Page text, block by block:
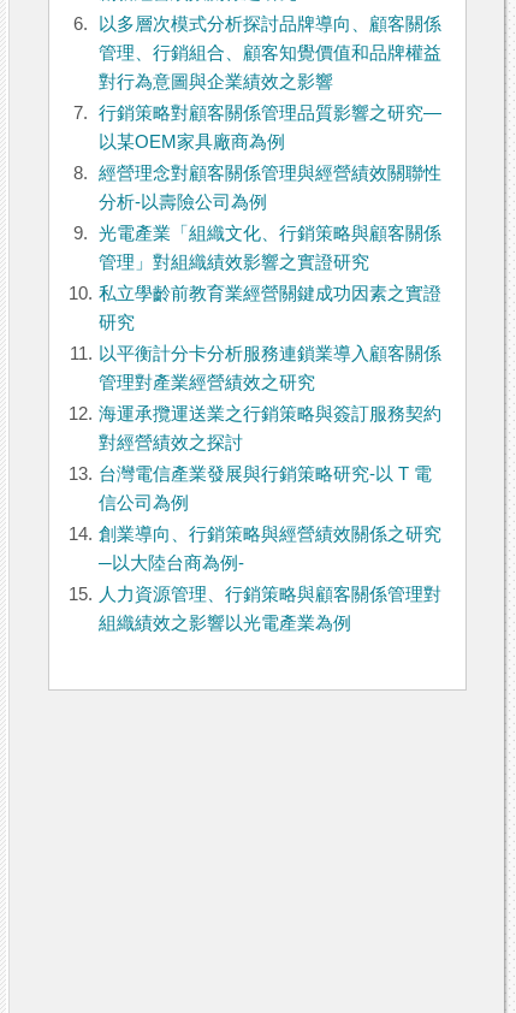
6.
以多層次模式分析探討品牌導向、顧客關係
管理、行銷組合、顧客知覺價值和品牌權益
對行為意圖與企業績效之影響
7.
行銷策略對顧客關係管理品質影響之研究—
以某OEM家具廠商為例
8.
經營理念對顧客關係管理與經營績效關聯性
分析-以壽險公司為例
9.
光電產業「組織文化、行銷策略與顧客關係
管理」對組織績效影響之實證研究
10. 私立學齡前教育業經營關鍵成功因素之實證
研究
11. 以平衡計分卡分析服務連鎖業導入顧客關係
管理對產業經營績效之研究
12. 海運承攬運送業之行銷策略與簽訂服務契約
對經營績效之探討
13. 台灣電信產業發展與行銷策略研究-以 T 電
信公司為例
14. 創業導向、行銷策略與經營績效關係之研究
─以大陸台商為例-
15. 人力資源管理、行銷策略與顧客關係管理對
組織績效之影響以光電產業為例